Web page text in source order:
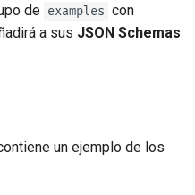
de examples con
a sus JSON Schemas
un ejemplo de los